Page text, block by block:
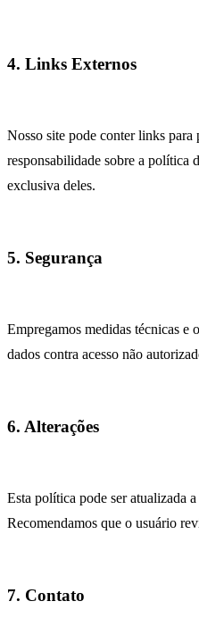
4. Links Externos
Nosso site pode conter links para
responsabilidade sobre a política
exclusiva deles.
5. Segurança
Empregamos medidas técnicas e
dados contra acesso não
6. Alterações
Esta política pode ser atualizada
Recomendamos que o usuário
7. Contato